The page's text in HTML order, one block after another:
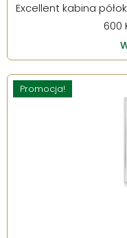
Excellent kabina
600
Promocja!